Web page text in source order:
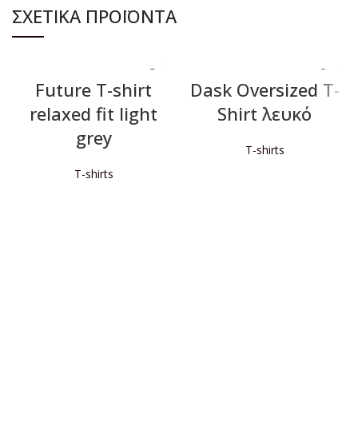
ΣΧΕΤΙΚΆ ΠΡΟΪΌΝΤΑ
Future T-shirt
relaxed fit light
grey
T-shirts
Dask Oversized T-
Shirt λευκό
T-shirts